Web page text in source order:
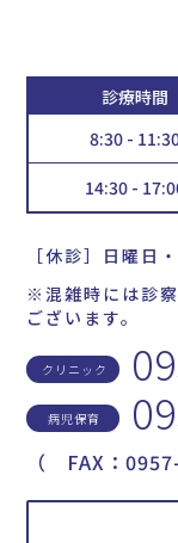
診療時間
8:30 -
14:30 -
［休診］日曜日
※混雑時には診
ございます。
クリニック
病児保育
（ FAX：